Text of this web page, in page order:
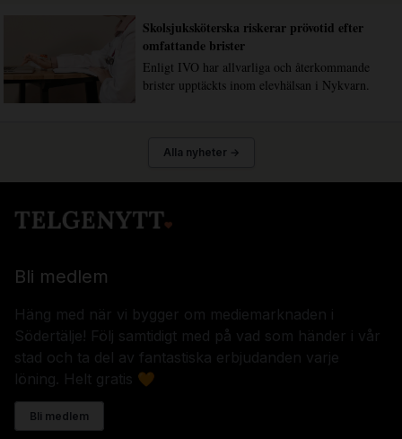
Skolsjuksköterska riskerar prövotid efter
omfattande brister
Enligt IVO har allvarliga och återkommande
brister upptäckts inom elevhälsan i Nykvarn.
Alla nyheter →
Bli medlem
Häng med när vi bygger om mediemarknaden i
Södertälje! Följ samtidigt med på vad som händer i vår
stad och ta del av fantastiska erbjudanden varje
löning. Helt gratis 🧡
Bli medlem